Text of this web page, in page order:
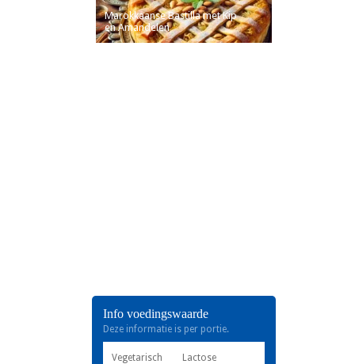
Marokkaanse Bastilla met Kip
en Amandelen
Info voedingswaarde
Deze informatie is per portie.
Vegetarisch
Lactose